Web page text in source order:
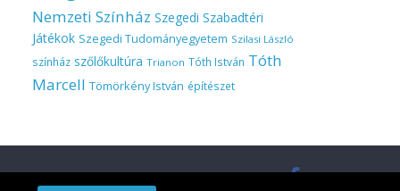
Nemzeti Színház Szegedi Szabadtéri
Játékok Szegedi Tudományegyetem Szilasi László
színház szőlőkultúra Trianon Tóth István Tóth
Marcell Tömörkény István építészet